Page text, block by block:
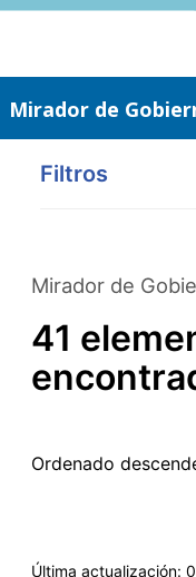
Saltar
Mirador de
Filtros
Mirador de
41
Ordenado
Última actualización: